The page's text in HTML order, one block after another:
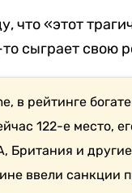
что «этот
сыграет свою
в рейтинге
122-е место,
и
ввели санкции